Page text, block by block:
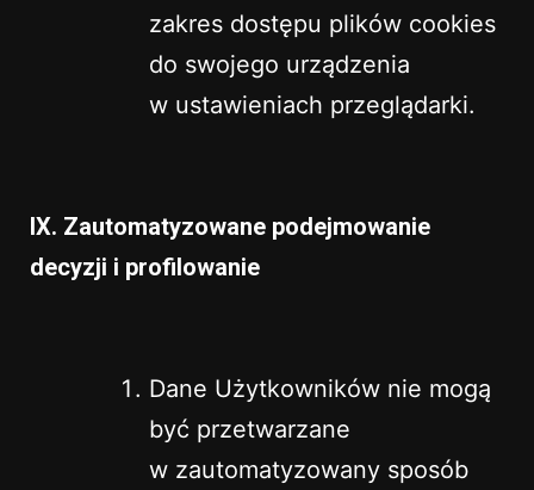
zakres dostępu plików cookies
do swojego urządzenia
w ustawieniach przeglądarki.
IX. Zautomatyzowane podejmowanie
decyzji i profilowanie
Dane Użytkowników nie mogą
być przetwarzane
w zautomatyzowany sposób